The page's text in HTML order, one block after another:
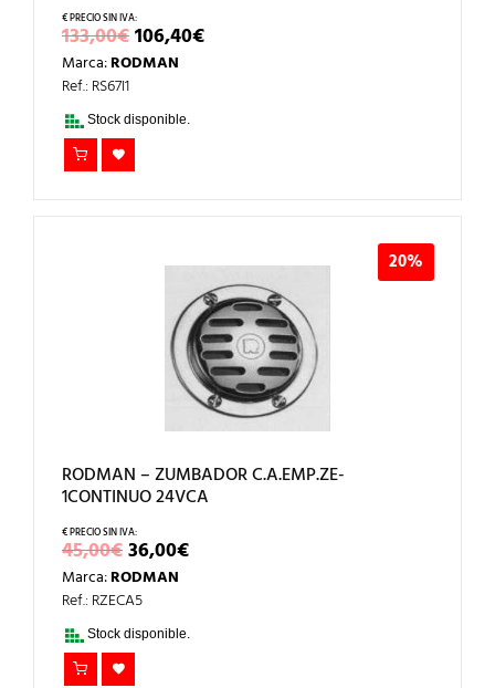
133,00€EL
PRECIO
ORIGINAL
133,00€.
106,40€EL
PRECIO
Marca:RODMAN
Ref.: RS67I1
Stock disponible.
20%
RODMAN – ZUMBADOR C.A.EMP.ZE-
1CONTINUO 24VCA
45,00€EL
PRECIO
ORIGINAL
ERA:
45,00€.
36,00€EL
PRECIO
Marca:RODMAN
Ref.: RZECA5
Stock disponible.